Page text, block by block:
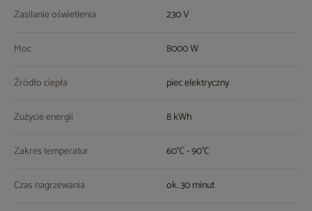
Zasilanie oświetlenia 230 V
Moc 8000 W
Źródło ciepła piec elektryczny
Zużycie energii 8 kWh
Zakres temperatur 60°C - 90°C
Czas nagrzewania ok. 30 minut